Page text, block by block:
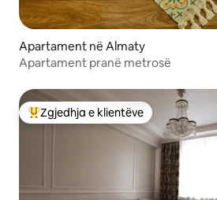
Apartament në Almaty
Apartament pranë metrosë
Më të mirat e zgjedhjeve të klientëve
Zgjedhja e klientëve